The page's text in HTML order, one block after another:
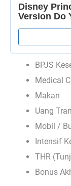
BPJS
Medical
Makan
Uang
Mobil /
Intensif
THR
Bonus